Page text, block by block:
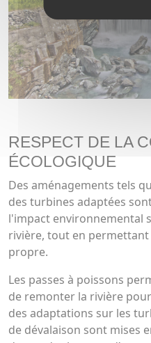
RESPECT DE LA
ÉCOLOGIQUE
Des aménagements tels
des turbines adaptées
l'impact environnemental
rivière, tout en
propre.
Les passes à poissons
de remonter la rivière
des adaptations sur les
de dévalaison sont mises